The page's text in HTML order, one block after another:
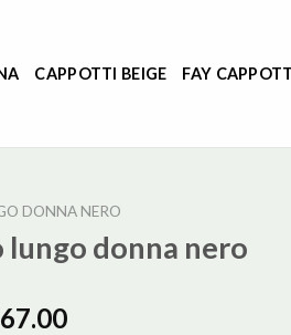
CAPPOTTI BEIGE FAY
DONNA NERO
donna nero
67.00